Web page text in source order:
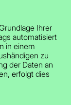
Ihrer
automatisiert
in einem
zu
der Daten an
erfolgt dies